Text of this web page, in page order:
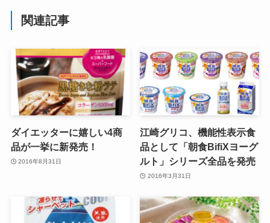
関連記事
ダイエッターに嬉しい4商
品が一挙に新発売！
2016年8月31日
江崎グリコ、機能性表示食
品として「朝食BifiXヨーグ
ルト」シリーズ全品を発売
2016年3月31日